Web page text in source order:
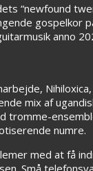
“newfound
gospelkor
anno
mix af
tromme-
numre.
med at få
Små